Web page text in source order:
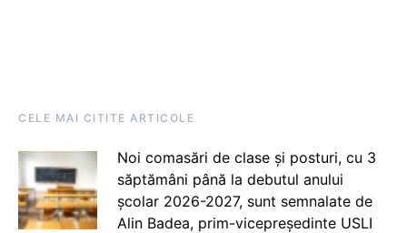
CELE MAI CITITE ARTICOLE
Noi comasări de clase și posturi, cu 3
săptămâni până la debutul anului
școlar 2026-2027, sunt semnalate de
Alin Badea, prim-vicepreședinte USLI